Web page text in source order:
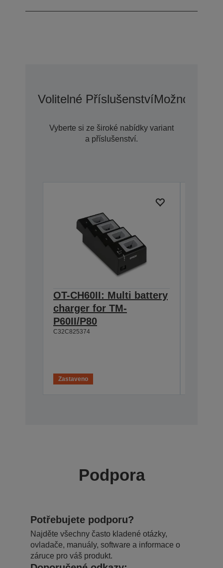
Volitelné PříslušenstvíMožnosti
Vyberte si ze široké nabídky variant
a příslušenství.
OT-CH60II: Multi battery
charger for TM-
P60II/P80
C32C825374
Zastaveno
Podpora
Potřebujete podporu?
Najděte všechny často kladené otázky,
ovladače, manuály, software a informace o
záruce pro váš produkt.